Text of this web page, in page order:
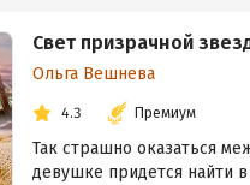
Свет призрачной
Ольга Вешнева
4.3 Премиум
Так страшно оказаться
девушке придется найти